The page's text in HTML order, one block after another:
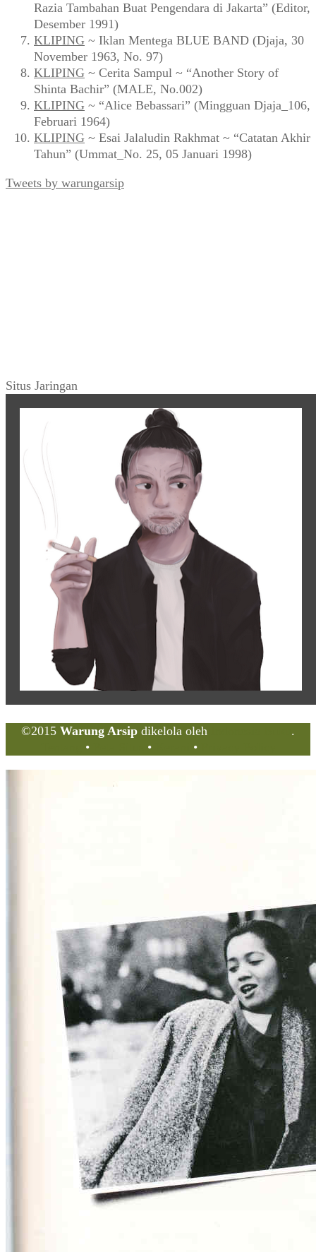
Razia Tambahan Buat Pengendara di Jakarta” (Editor,
Desember 1991)
KLIPING ~ Iklan Mentega BLUE BAND (Djaja, 30
November 1963, No. 97)
KLIPING ~ Cerita Sampul ~ “Another Story of
Shinta Bachir” (MALE, No.002)
KLIPING ~ “Alice Bebassari” (Mingguan Djaja_106,
Februari 1964)
KLIPING ~ Esai Jalaludin Rakhmat ~ “Catatan Akhir
Tahun” (Ummat_No. 25, 05 Januari 1998)
Tweets by warungarsip
Situs Jaringan
©2015 Warung Arsip dikelola oleh
.
• • •